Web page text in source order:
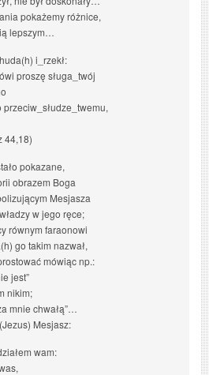
pokażemy różnice,
lepszym…
i_rzekł:
proszę sługa_twój
44,18)
pokazane,
obrazem Boga
Mesjasza
w jego ręce;
równym faraonowi
go takim nazwał,
mówiąc np.:
jest”
nikim;
mnie chwałą”…
Mesjasz:
wam: